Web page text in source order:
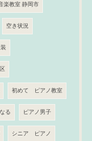
楽教室 静岡市
空き状況
初めて ピアノ教室
る ピアノ男子
シニア ピアノ